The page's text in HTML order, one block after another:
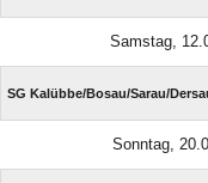
Samstag,
SG Kalübbe/​Bosau/​Sarau/​
Sonntag,